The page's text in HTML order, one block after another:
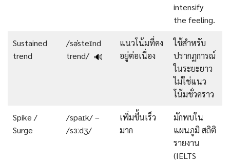
intensify
the feeling.
Sustained
trend
/səˈsteɪnd
trend/ 🔊
แนวโน้มที่คง
อยู่ต่อเนื่อง
ใช้สำหรับ
ปรากฏการณ์
ในระยะยาว
ไม่ใช่แนว
โน้มชั่วคราว
Spike /
Surge
/spaɪk/ –
/sɜːdʒ/
เพิ่มขึ้นเร็ว
มาก
มักพบใน
แผนภูมิ สถิติ
รายงาน
(IELTS